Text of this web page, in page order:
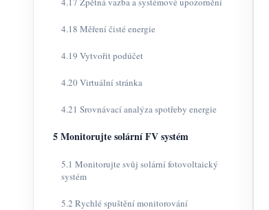
4.18 Měření čisté energie
4.19 Vytvořit podúčet
4.20 Virtuální stránka
4.21 Srovnávací analýza spotřeby energie
5 Monitorujte solární FV systém
5.1 Monitorujte svůj solární fotovoltaický
systém
5.2 Rychlé spuštění monitorování